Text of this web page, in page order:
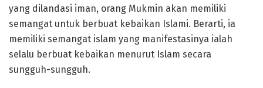
yang dilandasi iman, orang Mukmin akan memiliki
semangat untuk berbuat kebaikan Islami. Berarti, ia
memiliki semangat islam yang manifestasinya ialah
selalu berbuat kebaikan menurut Islam secara
sungguh-sungguh.